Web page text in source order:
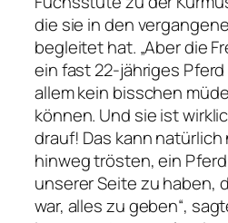
die sie in den
begleitet hat. „Aber die
ein fast 22-jähriges
allem kein bisschen
können. Und sie ist
drauf! Das kann
hinweg trösten, ein
unserer Seite zu haben,
war, alles zu geben“,